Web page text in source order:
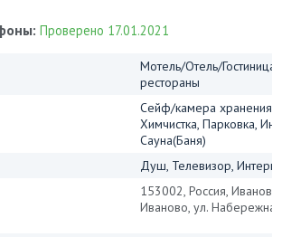
Проверено 17.01.2021
Мотель/Отель/
рестораны
Сейф/камера хранения,
Химчистка, Парковка,
Сауна(Баня)
Душ, Телевизор,
153002, Россия,
Иваново, ул.